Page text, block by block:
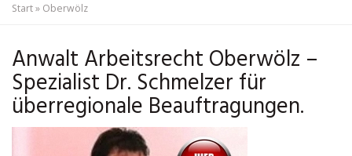
Start» Oberwölz
Anwalt Arbeitsrecht Oberwölz –
Spezialist Dr. Schmelzer für
überregionale Beauftragungen.